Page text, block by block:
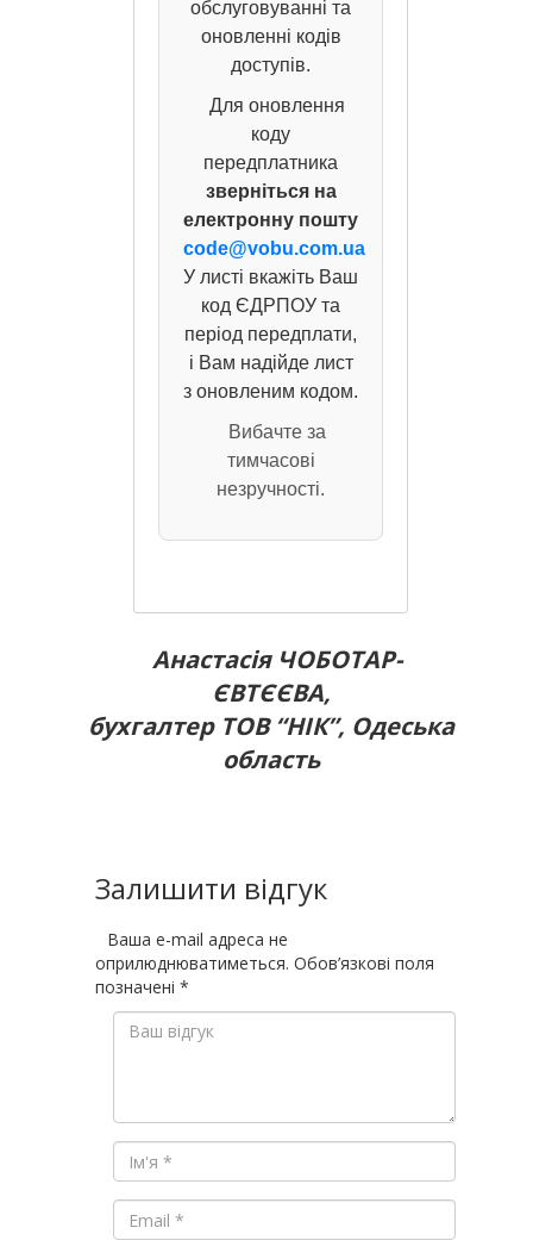
обслуговуванні та
оновленні кодів
доступів.
Для оновлення
коду
передплатника
зверніться на
електронну пошту
code@vobu.com.ua
У листі вкажіть Ваш
код ЄДРПОУ та
період передплати,
і Вам надійде лист
з оновленим кодом.
Вибачте за
тимчасові
незручності.
Анастасія ЧОБОТАР-
ЄВТЄЄВА,
бухгалтер ТОВ “НІК”, Одеська
область
Залишити відгук
Ваша e-mail адреса не
оприлюднюватиметься. Обов’язкові поля
позначені *